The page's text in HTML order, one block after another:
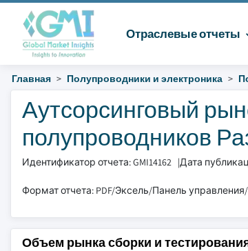
Отраслевые отчеты
Главная Полупроводники и электроника
Аутсорсинговый
полупроводников
Идентификатор отчета: GMI14162 |Дата
Формат отчета: PDF/Эксель/Панель
Объем рынка сборки и